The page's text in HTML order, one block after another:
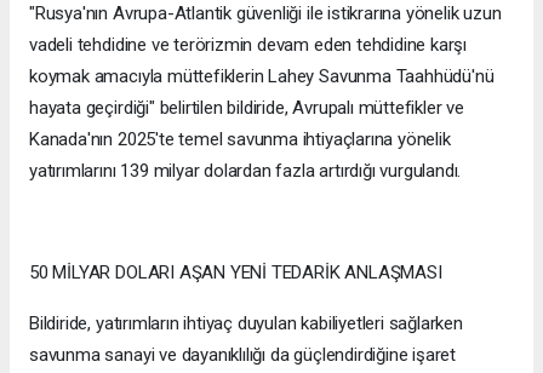
"Rusya'nın Avrupa-Atlantik güvenliği ile istikrarına yönelik uzun
vadeli tehdidine ve terörizmin devam eden tehdidine karşı
koymak amacıyla müttefiklerin Lahey Savunma Taahhüdü'nü
hayata geçirdiği" belirtilen bildiride, Avrupalı müttefikler ve
Kanada'nın 2025'te temel savunma ihtiyaçlarına yönelik
yatırımlarını 139 milyar dolardan fazla artırdığı vurgulandı.
50 MİLYAR DOLARI AŞAN YENİ TEDARİK ANLAŞMASI
Bildiride, yatırımların ihtiyaç duyulan kabiliyetleri sağlarken
savunma sanayi ve dayanıklılığı da güçlendirdiğine işaret